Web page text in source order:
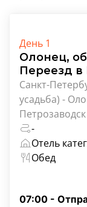
День 1
Олонец,
Переезд в
Санкт-
усадьба) -
Петрозаводск
-
Отель
Обед
07:00 -